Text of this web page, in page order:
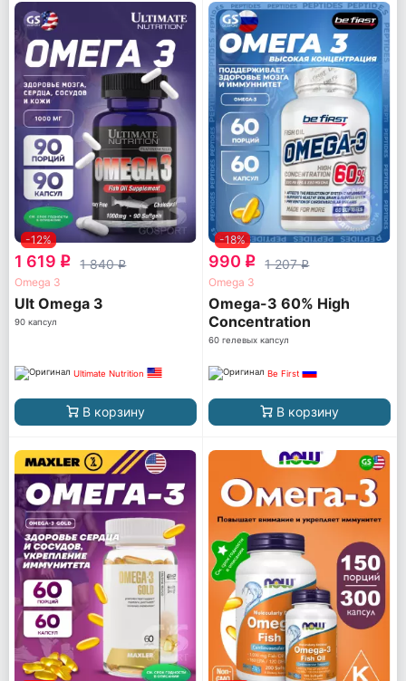
-12%
1 619 q 1 840q
Omega 3
Ult Omega 3
90 капсул
Ultimate Nutrition
В корзину
-18%
990 q 1 207q
Omega 3
Omega-3 60% High
Concentration
60 гелевых капсул
Be First
В корзину